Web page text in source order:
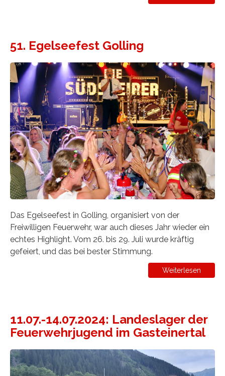
51. Egelseefest Golling
Das Egelseefest in Golling, organisiert von der
Freiwilligen Feuerwehr, war auch dieses Jahr wieder ein
echtes Highlight. Vom 26. bis 29. Juli wurde kräftig
gefeiert, und das bei bester Stimmung.
Weiterlesen
11.07.-14.07.2024: Landeslager der
Feuerwehrjugend im Gasteinertal